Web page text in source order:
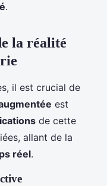
.
la réalité
il est crucial de
est
de cette
allant de la
réel.